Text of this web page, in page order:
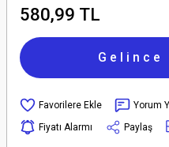
580,99 TL
Gelince
Yorum
Fiyatı Alarmı
Paylaş